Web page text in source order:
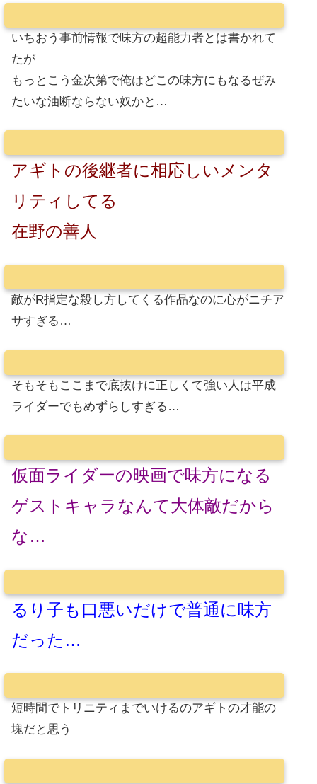
いちおう事前情報で味方の超能力者とは書かれて
たが
もっとこう金次第で俺はどこの味方にもなるぜみ
たいな油断ならない奴かと…
アギトの後継者に相応しいメンタ
リティしてる
在野の善人
敵がR指定な殺し方してくる作品なのに心がニチア
サすぎる…
そもそもここまで底抜けに正しくて強い人は平成
ライダーでもめずらしすぎる…
仮面ライダーの映画で味方になる
ゲストキャラなんて大体敵だから
な…
るり子も口悪いだけで普通に味方
だった…
短時間でトリニティまでいけるのアギトの才能の
塊だと思う